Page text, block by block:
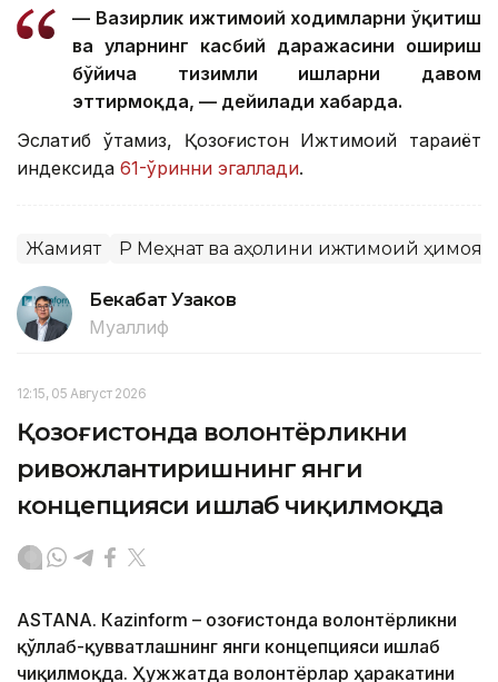
— Вазирлик ижтимоий ходимларни ўқитиш
ва уларнинг касбий даражасини ошириш
бўйича тизимли ишларни давом
эттирмоқда, — дейилади хабарда.
Эслатиб ўтамиз, Қозоғистон Ижтимоий тараққиёт
индексида 61-ўринни эгаллади.
Жамият ҚР Меҳнат ва аҳолини ижтимоий ҳимоя
Бекабат Узаков
Муаллиф
12:15, 05 Август 2026
Қозоғистонда волонтёрликни
ривожлантиришнинг янги
концепцияси ишлаб чиқилмоқда
ASTANА. Кazinform – Қозоғистонда волонтёрликни
қўллаб-қувватлашнинг янги концепцияси ишлаб
чиқилмоқда. Ҳужжатда волонтёрлар ҳаракатини